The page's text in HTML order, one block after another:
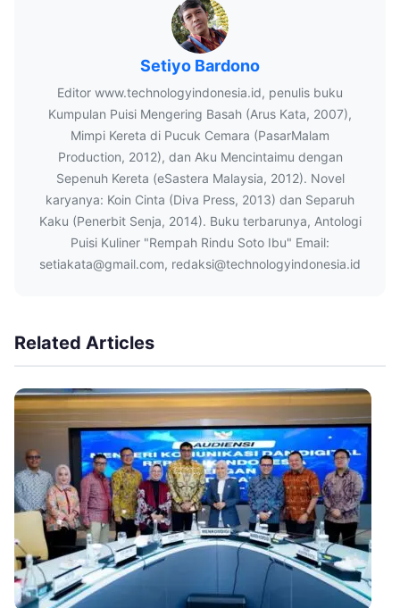
Setiyo Bardono
Editor www.technologyindonesia.id, penulis buku
Kumpulan Puisi Mengering Basah (Arus Kata, 2007),
Mimpi Kereta di Pucuk Cemara (PasarMalam
Production, 2012), dan Aku Mencintaimu dengan
Sepenuh Kereta (eSastera Malaysia, 2012). Novel
karyanya: Koin Cinta (Diva Press, 2013) dan Separuh
Kaku (Penerbit Senja, 2014). Buku terbarunya, Antologi
Puisi Kuliner "Rempah Rindu Soto Ibu" Email:
setiakata@gmail.com, redaksi@technologyindonesia.id
Related Articles